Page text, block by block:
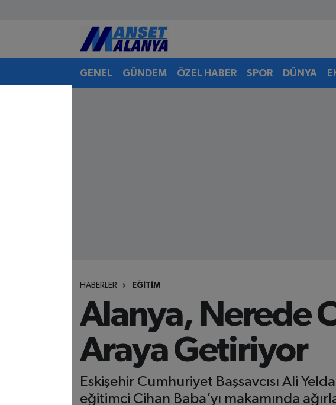
GENEL GÜNDEM ÖZEL HABER SPOR DÜNYA
HABERLER EĞİTİM
Alanya, Nerede
Araya Getiriyor
Eskişehir Cumhuriyet Başsavcısı Ali
eğitimci Cihan Baba’yı makamında
Antalya Nöbetçi Eczaneler
Antalya Hava Durumu